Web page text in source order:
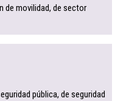
de movilidad, de sector
pública, de seguridad